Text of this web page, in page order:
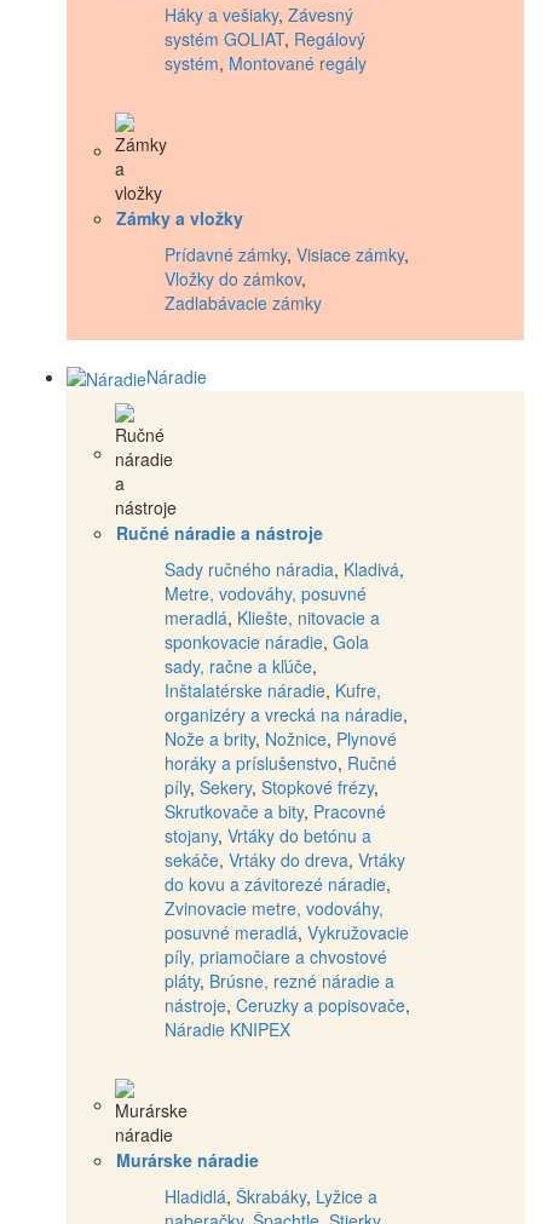
Háky a vešiaky, Závesný
systém GOLIAT, Regálový
systém, Montované regály
Zámky a vložky
Prídavné zámky, Visiace zámky,
Vložky do zámkov,
Zadlabávacie zámky
Náradie
Ručné náradie a nástroje
Sady ručného náradia, Kladivá,
Metre, vodováhy, posuvné
meradlá, Kliešte, nitovacie a
sponkovacie náradie, Gola
sady, račne a kľúče,
Inštalatérske náradie, Kufre,
organizéry a vrecká na náradie,
Nože a brity, Nožnice, Plynové
horáky a príslušenstvo, Ručné
píly, Sekery, Stopkové frézy,
Skrutkovače a bity, Pracovné
stojany, Vrtáky do betónu a
sekáče, Vrtáky do dreva, Vrtáky
do kovu a závitorezé náradie,
Zvinovacie metre, vodováhy,
posuvné meradlá, Vykružovacie
píly, priamočiare a chvostové
pláty, Brúsne, rezné náradie a
nástroje, Ceruzky a popisovače,
Náradie KNIPEX
Murárske náradie
Hladidlá, Škrabáky, Lyžice a